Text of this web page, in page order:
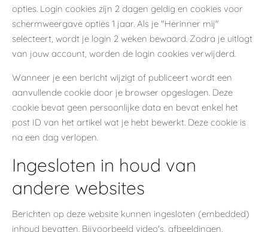
opties. Login cookies zijn 2 dagen geldig en cookies voor
schermweergave opties 1 jaar. Als je "Herinner mij"
selecteert, wordt je login 2 weken bewaard. Zodra je uitlogt
van jouw account, worden de login cookies verwijderd.
Wanneer je een bericht wijzigt of publiceert wordt een
aanvullende cookie door je browser opgeslagen. Deze
cookie bevat geen persoonlijke data en bevat enkel het
post ID van het artikel wat je hebt bewerkt. Deze cookie is
na een dag verlopen.
Ingesloten in houd van
andere websites
Berichten op deze website kunnen ingesloten (embedded)
inhoud bevatten. Bijvoorbeeld video's, afbeeldingen,